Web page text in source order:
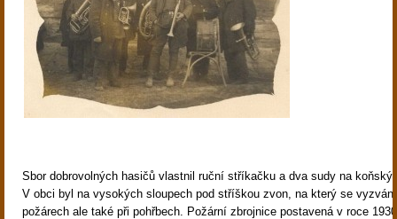
Sbor dobrovolných hasičů vlastnil ruční stříkačku a dva sudy na
V obci byl na vysokých sloupech pod stříškou zvon, na který se
požárech ale také při pohřbech. Požární zbrojnice postavená v roce